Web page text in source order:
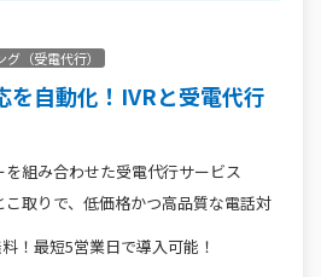
（受電代行）
を自動化！IVRと受電代行
を組み合わせた受電代行サービス
こ取りで、低価格かつ高品質な電話対
！最短5営業日で導入可能！